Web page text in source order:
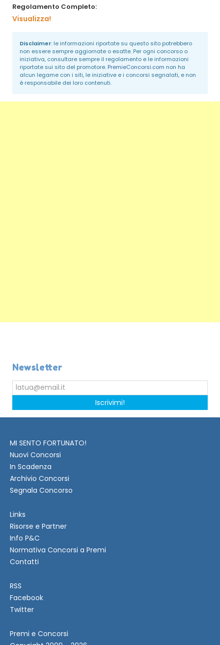
Regolamento Completo:
Visualizza!
Disclaimer: le informazioni riportate su questo sito potrebbero
non essere sempre aggiornate o esatte. Per ogni concorso o
iniziativa, consultare sempre il regolamento e le informazioni
riportate sui sito del promotore. PremieConcorsi.com non ha
alcun legame con i siti, le iniziative e i concorsi segnalati, e non
è responsabile dei loro contenuti.
Newsletter
Iscrivimi!
MI SENTO FORTUNATO!
Nuovi Concorsi
In Scadenza
Archivio Concorsi
Segnala Concorso
Links
Risorse e Partner
Info P&C
Normativa Concorsi a Premi
Contatti
RSS
Facebook
Twitter
Premi e Concorsi